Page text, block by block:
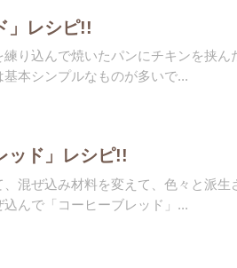
」レシピ!!
り込んで焼いたパンにチキンを挟ん
基本シンプルなものが多いで...
ッド」レシピ!!
混ぜ込み材料を変えて、色々と派生
んで「コーヒーブレッド」...